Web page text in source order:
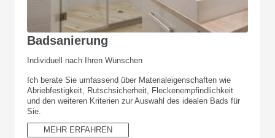
Badsanierung
Individuell nach Ihren Wünschen
Ich berate Sie umfassend über Materialeigenschaften wie
Abriebfestigkeit, Rutschsicherheit, Fleckenempfindlichkeit
und den weiteren Kriterien zur Auswahl des idealen Bads für
Sie.
MEHR ERFAHREN